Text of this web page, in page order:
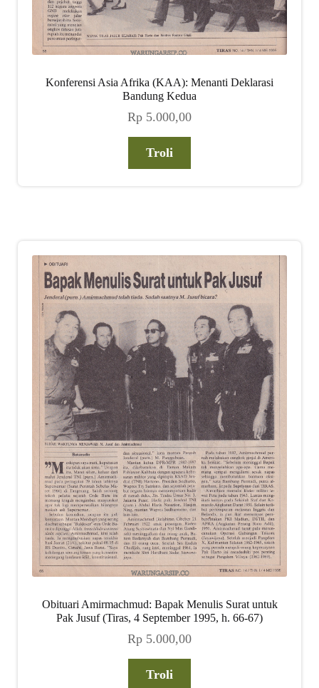
Konferensi Asia Afrika (KAA): Menanti Deklarasi
Bandung Kedua
Rp 5.000,00
Troli
Obituari Amirmachmud: Bapak Menulis Surat untuk
Pak Jusuf (Tiras, 4 September 1995, h. 66-67)
Rp 5.000,00
Troli